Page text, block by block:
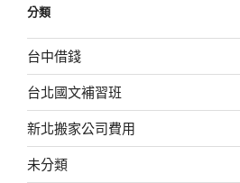
分類
台中借錢
台北國文補習班
新北搬家公司費用
未分類